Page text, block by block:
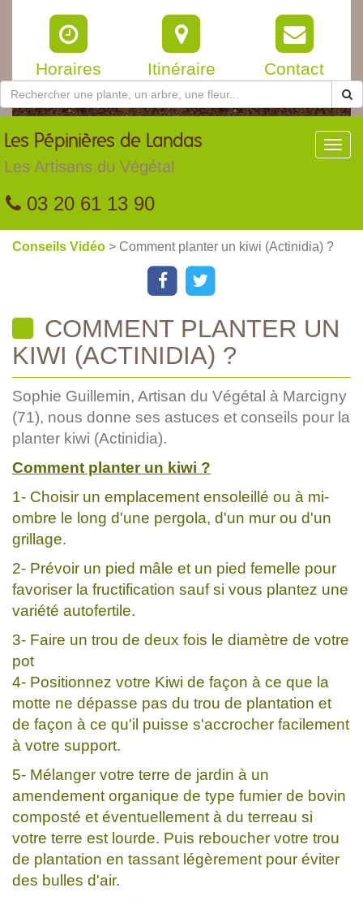
Horaires Itinéraire Contact
Les Pépinières de Landas
Les Artisans du Végétal
03 20 61 13 90
Conseils Vidéo > Comment planter un kiwi (Actinidia) ?
COMMENT PLANTER UN
KIWI (ACTINIDIA) ?
Sophie Guillemin, Artisan du Végétal à Marcigny
(71), nous donne ses astuces et conseils pour la
planter kiwi (Actinidia).
Comment planter un kiwi ?
1- Choisir un emplacement ensoleillé ou à mi-
ombre le long d'une pergola, d'un mur ou d'un
grillage.
2- Prévoir un pied mâle et un pied femelle pour
favoriser la fructification sauf si vous plantez une
variété autofertile.
3- Faire un trou de deux fois le diamètre de votre
pot
4- Positionnez votre Kiwi de façon à ce que la
motte ne dépasse pas du trou de plantation et
de façon à ce qu'il puisse s'accrocher facilement
à votre support.
5- Mélanger votre terre de jardin à un
amendement organique de type fumier de bovin
composté et éventuellement à du terreau si
votre terre est lourde. Puis reboucher votre trou
de plantation en tassant légèrement pour éviter
des bulles d'air.